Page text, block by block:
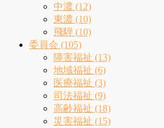
中濃 (12)
東濃 (10)
飛騨 (10)
委員会 (105)
障害福祉 (13)
地域福祉 (6)
医療福祉 (3)
司法福祉 (9)
高齢福祉 (18)
災害福祉 (15)